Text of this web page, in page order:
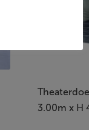
3.00m x H